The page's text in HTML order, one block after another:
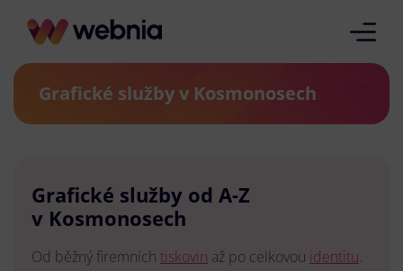
Grafické služby v Kosmonosech
Grafické služby od A-Z
v Kosmonosech
Od běžný firemních tiskovin až po celkovou identitu.